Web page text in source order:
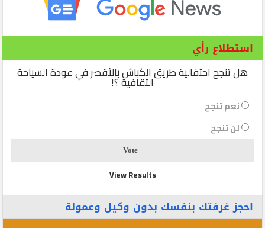
استطلاع رأي
هل تنجح احتفالية طريق الكباش بالأقصر في عودة السياحة
الثقافية ؟!
نعم تنجح
لن تنجح
View Results
احجز غرفتك بنفسك بدون وكيل وعمولة